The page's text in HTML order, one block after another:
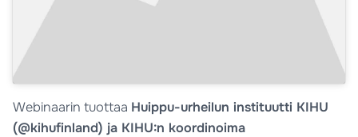
Webinaarin tuottaa Huippu-urheilun instituutti KIHU
(@kihufinland) ja KIHU:n koordinoima